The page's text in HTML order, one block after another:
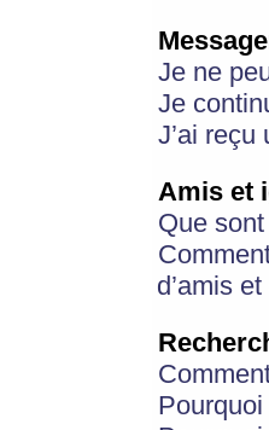
Je ne
Je
J’ai
Amis et
Que sont
d’amis